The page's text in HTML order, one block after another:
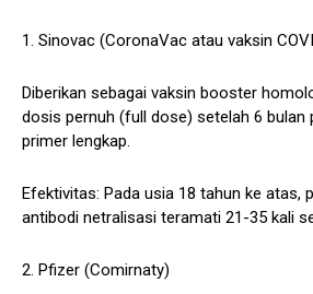
1. Sinovac (CoronaVac atau vaksin
Diberikan sebagai vaksin booster
dosis pernuh (full dose) setelah 6 bulan
primer lengkap.
Efektivitas: Pada usia 18 tahun ke atas,
antibodi netralisasi teramati 21-35 kali
2. Pfizer (Comirnaty)